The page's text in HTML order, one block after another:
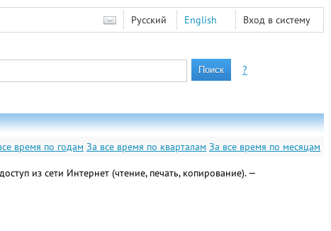
Вход в систему
Русский English
?
время по годам За все время по кварталам За все время по месяцам
из сети Интернет (чтение, печать, копирование). —